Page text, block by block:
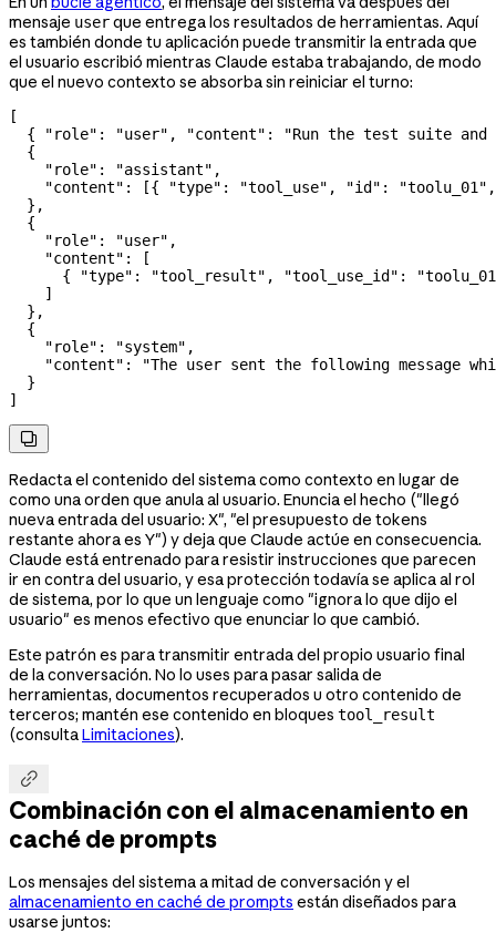
mensaje userque entrega los resultados de herramientas. Aquí
es también donde tu aplicación puede transmitir la entrada que
el usuario escribió mientras Claude estaba trabajando, de modo
que el nuevo contexto se absorba sin reiniciar el turno:
[
  {
"role" : "user" , "content" :
"Run the test suite
  {
    "role"
: "assistant" ,
    "content"
: [{ "type" : "tool_use" , "id" : "toolu_01"
  },
  {
    "role"
: "user" ,
    "content"
: [
      {
"type" : "tool_result" , "tool_use_id" :
    ]
  },
  {
    "role"
: "system" ,
    "content"
:
"The user sent the following message
  }
]

Redacta el contenido del sistema como contexto en lugar de
como una orden que anula al usuario. Enuncia el hecho ("llegó
nueva entrada del usuario: X", "el presupuesto de tokens
restante ahora es Y") y deja que Claude actúe en consecuencia.
Claude está entrenado para resistir instrucciones que parecen
ir en contra del usuario, y esa protección todavía se aplica al rol
de sistema, por lo que un lenguaje como "ignora lo que dijo el
usuario" es menos efectivo que enunciar lo que cambió.
Este patrón es para transmitir entrada del propio usuario final
de la conversación. No lo uses para pasar salida de
herramientas, documentos recuperados u otro contenido de
terceros; mantén ese contenido en bloques tool_result
(consultaLimitaciones).

Combinación con el almacenamiento en
caché de prompts
Los mensajes del sistema a mitad de conversación y el
almacenamiento en caché de prompts están diseñados para
usarse juntos: